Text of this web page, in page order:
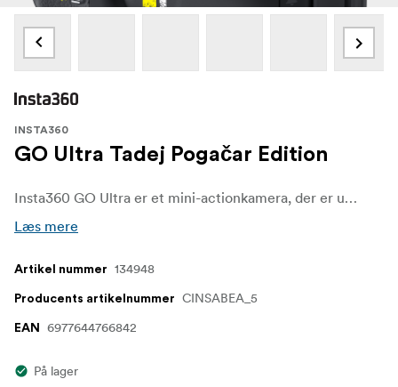
INSTA360
GO Ultra Tadej Pogačar Edition
Insta360 GO Ultra er et mini-actionkamera, der er udviklet til håndfri optagelser fra første person. Kameraet vejer kun 52,9 g og måler 46 x 45,7 x 22,4 mm, hvilket gør det til et af de mindste 4K-kompatible kameraer på markedet. Det fastgøres magnetisk til tøj, hjelme, styr og andre overflader ved hjælp af det medfølgende tilbehør.
Læs mere
Artikel nummer 134948
Producents artikelnummer CINSABEA_5
EAN 6977644766842
På lager